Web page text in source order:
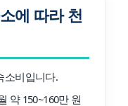
에 따라 천
소비입니다.
약 150~160만 원